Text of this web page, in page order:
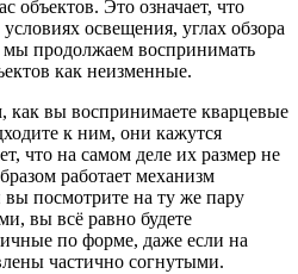
объектов. Это означает, что
освещения, углах обзора
мы продолжаем воспринимать
как неизменные.
как вы воспринимаете кварцевые
к ним, они кажутся
что на самом деле их размер не
работает механизм
посмотрите на ту же пару
вы всё равно будете
по форме, даже если на
частично согнутыми.